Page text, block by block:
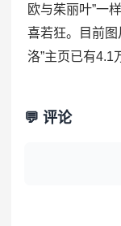
欧与茱丽叶”一
喜若狂。目前图
洛”主页已有4.1
💬 评论